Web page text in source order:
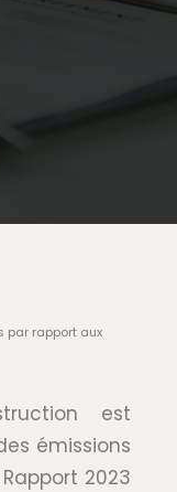
par rapport aux
est
émissions
2023